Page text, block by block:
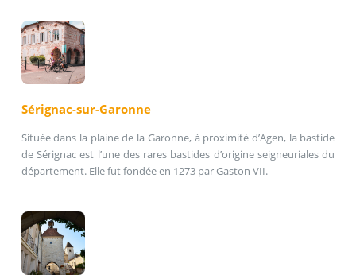
Sérignac-sur-Garonne
Située dans la plaine de la Garonne, à proximité d’Agen, la bastide
de Sérignac est l’une des rares bastides d’origine seigneuriales du
département. Elle fut fondée en 1273 par Gaston VII.